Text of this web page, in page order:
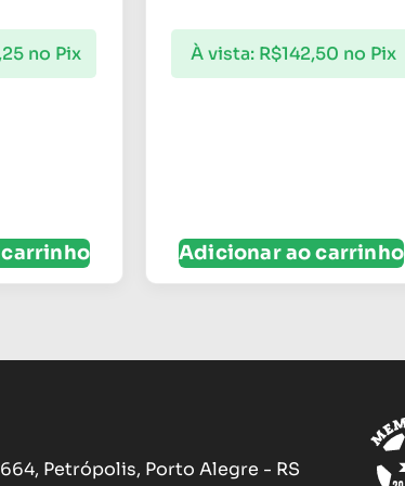
no Pix À vista: R$142,50 no Pix
Adicionar ao carrinho
Petrópolis, Porto Alegre - RS